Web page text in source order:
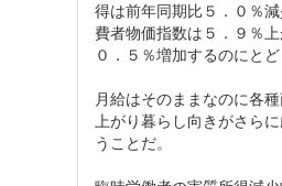
得は前年同期比５．０％
費者物価指数は５．９％
０．５％増加するのにとど
月給はそのままなのに各
上がり暮らし向きがさら
うことだ。